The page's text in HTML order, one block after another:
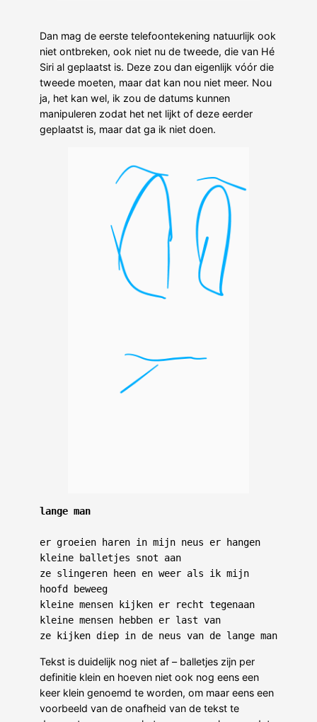
Dan mag de eerste telefoontekening natuurlijk ook
niet ontbreken, ook niet nu de tweede, die van Hé
Siri al geplaatst is. Deze zou dan eigenlijk vóór die
tweede moeten, maar dat kan nou niet meer. Nou
ja, het kan wel, ik zou de datums kunnen
manipuleren zodat het net lijkt of deze eerder
geplaatst is, maar dat ga ik niet doen.
lange man
er groeien haren in mijn neus er hangen
kleine balletjes snot aan
ze slingeren heen en weer als ik mijn
hoofd beweeg
kleine mensen kijken er recht tegenaan
kleine mensen hebben er last van
Tekst is duidelijk nog niet af – balletjes zijn per
definitie klein en hoeven niet ook nog eens een
keer klein genoemd te worden, om maar eens een
voorbeeld van de onafheid van de tekst te